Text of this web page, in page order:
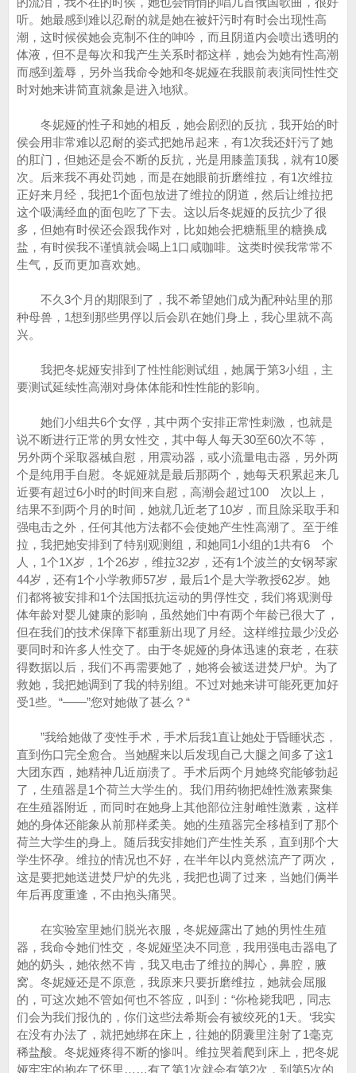
听。她最感到难以忍耐的就是她在被奸污时有时会出现性高
潮，这时候侯她会克制不住的呻吟，而且阴道内会喷出透明的
体液，但不是每次和我产生关系时都这样，她会为她有性高潮
而感到羞辱，另外当我命令她和冬妮娅在我眼前表演同性性交
时对她来讲简直就象是进入地狱。
冬妮娅的性子和她的相反，她会剧烈的反抗，我开始的时
侯会用非常难以忍耐的姿式把她吊起来，有1次我还奸污了她
的肛门，但她还是会不断的反抗，光是用膝盖顶我，就有10屡
次。后来我不再处罚她，而是在她眼前折磨维拉，有1次维拉
正好来月经，我把1个面包放进了维拉的阴道，然后让维拉把
这个吸满经血的面包吃了下去。这以后冬妮娅的反抗少了很
多，但她有时侯还会跟我作对，比如她会把糖瓶里的糖换成
盐，有时侯我不谨慎就会喝上1口咸咖啡。这类时侯我常常不
生气，反而更加喜欢她。
不久3个月的期限到了，我不希望她们成为配种站里的那
种母兽，1想到那些男俘以后会趴在她们身上，我心里就不高
兴。
我把冬妮娅安排到了性性能测试组，她属于第3小组，主
要测试延续性高潮对身体体能和性性能的影响。
她们小组共6个女俘，其中两个安排正常性刺激，也就是
说不断进行正常的男女性交，其中每人每天30至60次不等，
另外两个采取器械自慰，用震动器，或小流量电击器，另外两
个是纯用手自慰。冬妮娅就是最后那两个，她每天积累起来几
近要有超过6小时的时间来自慰，高潮会超过100 次以上，
结果不到两个月的时间，她就几近老了10岁，而且除采取手和
强电击之外，任何其他方法都不会使她产生性高潮了。至于维
拉，我把她安排到了特别观测组，和她同1小组的1共有6 个
人，1个1X岁，1个26岁，维拉32岁，还有1个波兰的女钢琴家
44岁，还有1个小学教师57岁，最后1个是大学教授62岁。她
们都将被安排和1个法国抵抗运动的男俘性交，我们将观测母
体年龄对婴儿健康的影响，虽然她们中有两个年龄已很大了，
但在我们的技术保障下都重新出现了月经。这样维拉最少没必
要同时和许多人性交了。由于冬妮娅的身体迅速的衰老，在获
得数据以后，我们不再需要她了，她将会被送进焚尸炉。为了
救她，我把她调到了我的特别组。不过对她来讲可能死更加好
受1些。“——”您对她做了甚么？“
”我给她做了变性手术，手术后我1直让她处于昏睡状态，
直到伤口完全愈合。当她醒来以后发现自己大腿之间多了这1
大团东西，她精神几近崩溃了。手术后两个月她终究能够勃起
了，生殖器是1个荷兰大学生的。我们用药物把雄性激素聚集
在生殖器附近，而同时在她身上其他部位注射雌性激素，这样
她的身体还能象从前那样柔美。她的生殖器完全移植到了那个
荷兰大学生的身上。随后我安排她们产生性关系，直到那个大
学生怀孕。维拉的情况也不好，在半年以内竟然流产了两次，
这是要把她送进焚尸炉的先兆，我把也调了过来，当她们俩半
年后再度重逢，不由抱头痛哭。
在实验室里她们脱光衣服，冬妮娅露出了她的男性生殖
器，我命令她们性交，冬妮娅坚决不同意，我用强电击器电了
她的奶头，她依然不肯，我又电击了维拉的脚心，鼻腔，腋
窝。冬妮娅还是不原意，我原来只要折磨维拉，她就会屈服
的，可这次她不管如何也不答应，叫到：“你枪毙我吧，同志
们会为我们报仇的，你们这些法希斯会有被绞死的1天。‘我实
在没有办法了，就把她绑在床上，往她的阴囊里注射了1毫克
稀盐酸。冬妮娅疼得不断的惨叫。维拉哭着爬到床上，把冬妮
娅牢牢的抱在了怀里……有了第1次就会有第2次，到第5次的